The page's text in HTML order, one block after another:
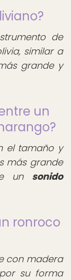
de
similar a
grande y
un
el tamaño y
más grande
un sonido
ronroco
con madera
su forma